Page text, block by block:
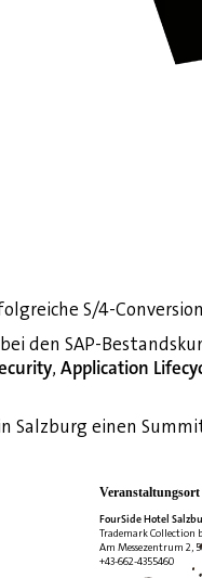
S/4-
den SAP-
, Application
einen
Veranstaltungsort
FourSide Hotel
Trademark Collection
Am Messezentrum 2,
+43-662-4355460